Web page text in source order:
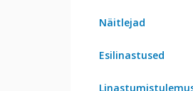
Näitlejad
Esilinastused